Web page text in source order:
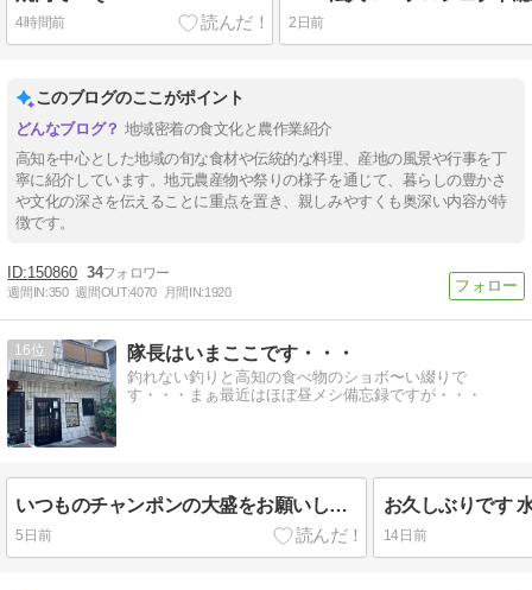
4時間前 2日前
このブログのここがポイント
地域密着の食文化と農作業紹介
高知を中心とした地域の旬な食材や伝統的な料理、産地の風景や行事を丁
寧に紹介しています。地元農産物や祭りの様子を通じて、暮らしの豊かさ
や文化の深さを伝えることに重点を置き、親しみやすくも奥深い内容が特
徴です。
150860 34
週間IN:350 週間OUT:4070 月間IN:1920
16 隊長はいまここです・・・
釣れない釣りと高知の食べ物のショボ〜い綴りで
す・・・まぁ最近はほぼ昼メシ備忘録ですが・・・
いつものチャンポンの大盛をお願いします
5日前
お久しぶりです
14日前